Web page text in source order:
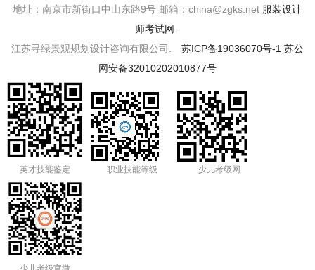
地址：南京市新街口中山东路9号 邮箱：china@zgks.net 服装设计
师考试网
江苏寻绿景观规划设计咨询有限公司. 苏ICP备19036070号-1 苏公
网安备32010202010877号
英才技能鉴定 职业技能等级 少儿考级网